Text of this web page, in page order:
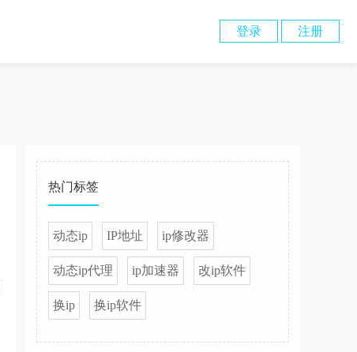
登录 注册
热门标签
动态ip IP地址 ip修改器
动态ip代理 ip加速器 改ip软件
换ip 换ip软件